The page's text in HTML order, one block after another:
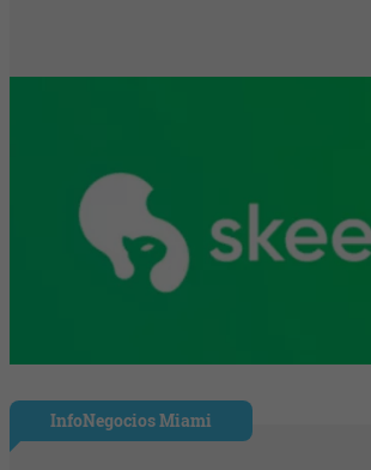
InfoNegocios Miami